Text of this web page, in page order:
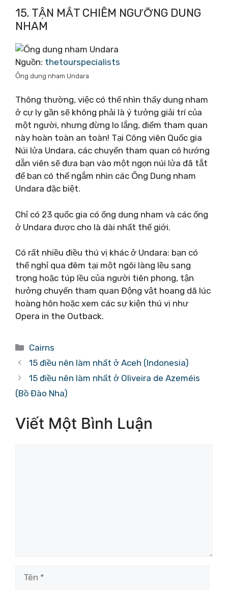
15. TẬN MẮT CHIÊM NGƯỠNG DUNG
NHAM
Nguồn: thetourspecialists
Ống dung nham Undara
Thông thường, việc có thể nhìn thấy dung nham
ở cự ly gần sẽ không phải là ý tưởng giải trí của
một người, nhưng đừng lo lắng, điểm tham quan
này hoàn toàn an toàn! Tại Công viên Quốc gia
Núi lửa Undara, các chuyến tham quan có hướng
dẫn viên sẽ đưa bạn vào một ngọn núi lửa đã tắt
để bạn có thể ngắm nhìn các Ống Dung nham
Undara đặc biệt.
Chỉ có 23 quốc gia có ống dung nham và các ống
ở Undara được cho là dài nhất thế giới.
Có rất nhiều điều thú vị khác ở Undara: bạn có
thể nghỉ qua đêm tại một ngôi làng lều sang
trọng hoặc túp lều của người tiên phong, tận
hưởng chuyến tham quan Động vật hoang dã lúc
hoàng hôn hoặc xem các sự kiện thú vị như
Opera in the Outback.
Danh
mục
Cairns
15 điều nên làm nhất ở Aceh (Indonesia)
15 điều nên làm nhất ở Oliveira de Azeméis
(Bồ Đào Nha)
Viết Một Bình Luận